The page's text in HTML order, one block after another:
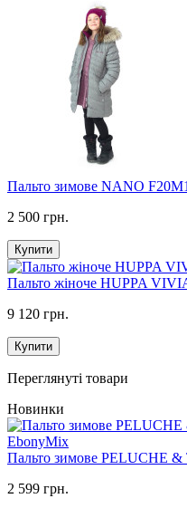
Пальто зимове NANO
2 500 грн.
Купити
Пальто жіноче HUPPA
9 120 грн.
Купити
Переглянуті товари
Новинки
Пальто зимове PELUCHE
2 599 грн.